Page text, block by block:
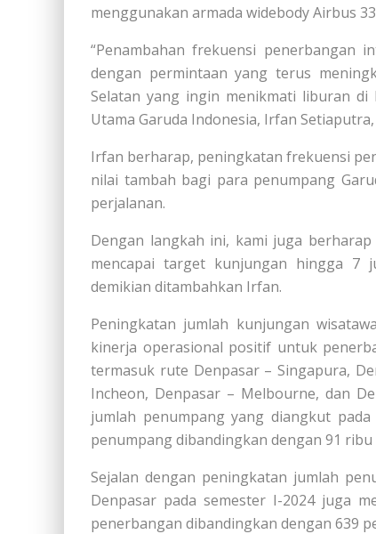
menggunakan armada widebody Airbus
“Penambahan frekuensi penerbangan
dengan permintaan yang terus
Selatan yang ingin menikmati liburan
Utama Garuda Indonesia, Irfan
Irfan berharap, peningkatan frekuensi
nilai tambah bagi para penumpang
perjalanan.
Dengan langkah ini, kami juga
mencapai target kunjungan hingga 7
demikian ditambahkan Irfan.
Peningkatan jumlah kunjungan
kinerja operasional positif untuk
termasuk rute Denpasar – Singapura,
Incheon, Denpasar – Melbourne, dan
jumlah penumpang yang diangkut
penumpang dibandingkan dengan 91
Sejalan dengan peningkatan jumlah
Denpasar pada semester I-2024 juga
penerbangan dibandingkan dengan 639